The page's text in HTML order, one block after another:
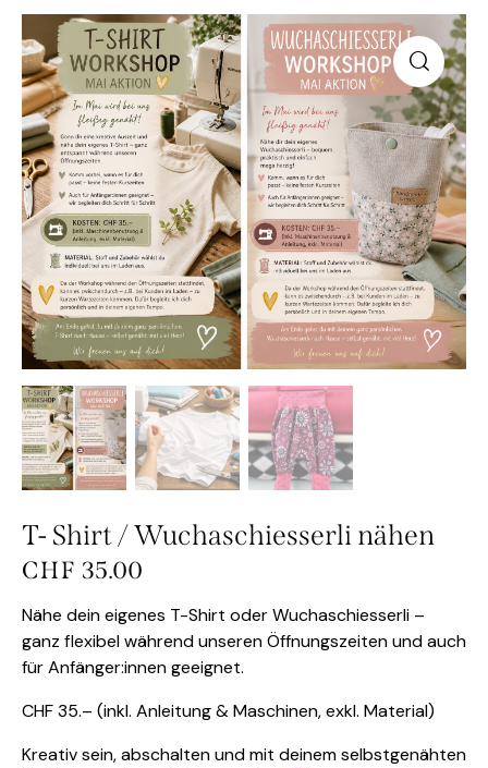
T- Shirt / Wuchaschiesserli nähen
CHF 35.00
Nähe dein eigenes T-Shirt oder Wuchaschiesserli –
ganz flexibel während unseren Öffnungszeiten und auch
für Anfänger:innen geeignet.
CHF 35.– (inkl. Anleitung & Maschinen, exkl. Material)
Kreativ sein, abschalten und mit deinem selbstgenähten